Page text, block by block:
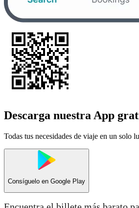
Descarga nuestra App
Todas tus necesidades de viaje en un solo
Consíguelo en Google Play